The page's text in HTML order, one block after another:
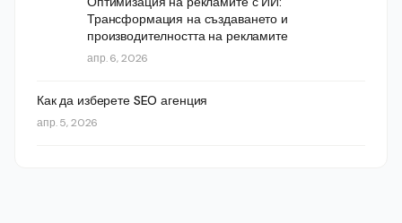
Трансформация на създаването и
производителността на рекламите
апр. 6, 2026
Как да изберете SEO агенция
апр. 5, 2026